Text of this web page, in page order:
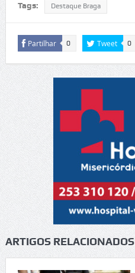
Tags: Destaque Braga
Partilhar 0 Tweet 0
ARTIGOS RELACIONADOS